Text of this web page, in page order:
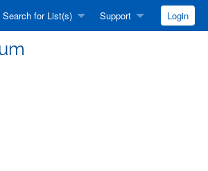
Search for List(s) Support Login